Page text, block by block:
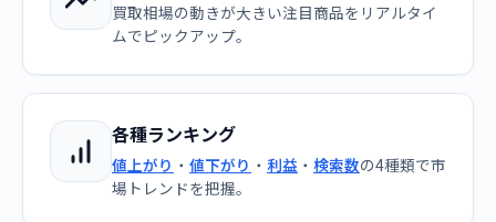
買取相場の動きが大きい注目商品をリアルタイ
ムでピックアップ。
各種ランキング
値上がり ・ 値下がり ・ 利益 ・ 検索数の4種類で市
場トレンドを把握。